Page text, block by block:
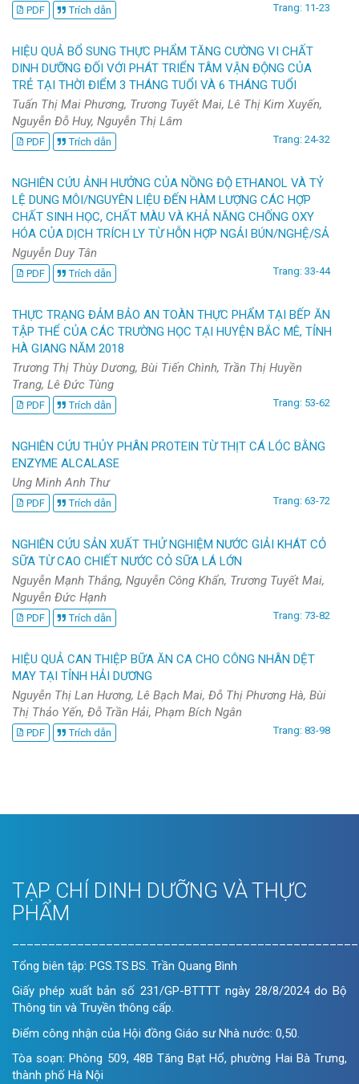
PDF Trích dẫn Trang: 11-23
HIỆU QUẢ BỔ SUNG THỰC PHẨM TĂNG CƯỜNG VI CHẤT
DINH DƯỠNG ĐỐI VỚI PHÁT TRIỂN TÂM VẬN ĐỘNG CỦA
TRẺ TẠI THỜI ĐIỂM 3 THÁNG TUỔI VÀ 6 THÁNG TUỔI
Tuấn Thị Mai Phương, Trương Tuyết Mai, Lê Thị Kim Xuyến,
Nguyễn Đỗ Huy, Nguyễn Thị Lâm
PDF Trích dẫn Trang: 24-32
NGHIÊN CỨU ẢNH HƯỞNG CỦA NỒNG ĐỘ ETHANOL VÀ TỶ
LỆ DUNG MÔI/NGUYÊN LIỆU ĐẾN HÀM LƯỢNG CÁC HỢP
CHẤT SINH HỌC, CHẤT MÀU VÀ KHẢ NĂNG CHỐNG OXY
HÓA CỦA DỊCH TRÍCH LY TỪ HỖN HỢP NGẢI BÚN/NGHỆ/SẢ
Nguyễn Duy Tân
PDF Trích dẫn Trang: 33-44
THỰC TRẠNG ĐẢM BẢO AN TOÀN THỰC PHẨM TẠI BẾP ĂN
TẬP THỂ CỦA CÁC TRƯỜNG HỌC TẠI HUYỆN BẮC MÊ, TỈNH
HÀ GIANG NĂM 2018
Trương Thị Thùy Dương, Bùi Tiến Chình, Trần Thị Huyền
Trang, Lê Đức Tùng
PDF Trích dẫn Trang: 53-62
NGHIÊN CỨU THỦY PHÂN PROTEIN TỪ THỊT CÁ LÓC BẰNG
ENZYME ALCALASE
Ung Minh Anh Thư
PDF Trích dẫn Trang: 63-72
NGHIÊN CỨU SẢN XUẤT THỬ NGHIỆM NƯỚC GIẢI KHÁT CỎ
SỮA TỪ CAO CHIẾT NƯỚC CỎ SỮA LÁ LỚN
Nguyễn Mạnh Thắng, Nguyễn Công Khẩn, Trương Tuyết Mai,
Nguyễn Đức Hạnh
PDF Trích dẫn Trang: 73-82
HIỆU QUẢ CAN THIỆP BỮA ĂN CA CHO CÔNG NHÂN DỆT
MAY TẠI TỈNH HẢI DƯƠNG
Nguyễn Thị Lan Hương, Lê Bạch Mai, Đỗ Thị Phương Hà, Bùi
Thị Thảo Yến, Đỗ Trần Hải, Phạm Bích Ngân
PDF Trích dẫn Trang: 83-98
TẠP CHÍ DINH DƯỠNG VÀ THỰC
PHẨM
Tổng biên tập: PGS.TS.BS. Trần Quang Bình
Giấy phép xuất bản số 231/GP-BTTTT ngày 28/8/2024 do Bộ
Thông tin và Truyền thông cấp.
Điểm công nhận của Hội đồng Giáo sư Nhà nước: 0,50.
Tòa soạn: Phòng 509, 48B Tăng Bạt Hổ, phường Hai Bà Trưng,
thành phố Hà Nội